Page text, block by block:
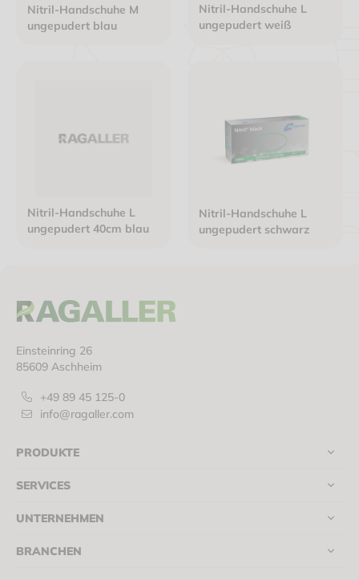
Nitril-Handschuhe M
ungepudert blau
Nitril-Handschuhe L
ungepudert weiß
Nitril-Handschuhe L
ungepudert 40cm blau
Nitril-Handschuhe L
ungepudert schwarz
Einsteinring 26
85609 Aschheim
+49 89 45 125-0
info@ragaller.com
PRODUKTE
SERVICES
UNTERNEHMEN
BRANCHEN